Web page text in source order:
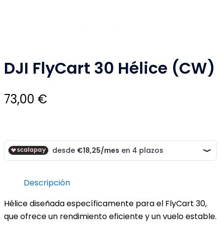
DJI FlyCart 30 Hélice (CW)
73,00 €
Descripción
Hélice diseñada específicamente para el FlyCart 30,
que ofrece un rendimiento eficiente y un vuelo estable.